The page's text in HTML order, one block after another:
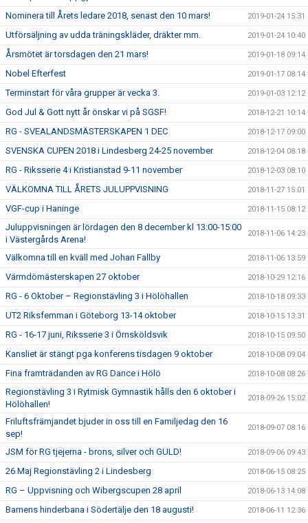
Nominera till Årets ledare 2018, senast den 10 mars! 2019-01-24 15:31
Utförsäljning av udda träningskläder, dräkter mm. 2019-01-24 10:40
Årsmötet är torsdagen den 21 mars! 2019-01-18 09:14
Nobel Efterfest 2019-01-17 08:14
Terminstart för våra grupper är vecka 3. 2019-01-03 12:12
God Jul & Gott nytt år önskar vi på SGSF! 2018-12-21 10:14
RG - SVEALANDSMÄSTERSKAPEN 1 DEC 2018-12-17 09:00
SVENSKA CUPEN 2018 i Lindesberg 24-25 november 2018-12-04 08:18
RG - Riksserie 4 i Kristianstad 9-11 november 2018-12-03 08:10
VÄLKOMNA TILL ÅRETS JULUPPVISNING 2018-11-27 15:01
VGF-cup i Haninge 2018-11-15 08:12
Juluppvisningen är lördagen den 8 december kl 13:00-15:00
i Västergårds Arena!
2018-11-06 14:23
Välkomna till en kväll med Johan Fallby 2018-11-06 13:59
Värmdömästerskapen 27 oktober 2018-10-29 12:16
RG - 6 Oktober – Regionstävling 3 i Hölöhallen 2018-10-18 09:33
UT2 Riksfemman i Göteborg 13-14 oktober 2018-10-15 13:31
RG - 16-17 juni, Riksserie 3 i Örnsköldsvik 2018-10-15 09:50
Kansliet är stängt pga konferens tisdagen 9 oktober 2018-10-08 09:04
Fina framträdanden av RG Dance i Hölö 2018-10-08 08:26
Regionstävling 3 i Rytmisk Gymnastik hålls den 6 oktober i
Hölöhallen!
2018-09-26 15:02
Friluftsfrämjandet bjuder in oss till en Familjedag den 16
sep!
2018-09-07 08:16
JSM för RG tjejerna - brons, silver och GULD! 2018-09-06 09:43
26 Maj Regionstävling 2 i Lindesberg 2018-06-15 08:25
RG – Uppvisning och Wibergscupen 28 april 2018-06-13 14:08
Barnens hinderbana i Södertälje den 18 augusti! 2018-06-11 12:36